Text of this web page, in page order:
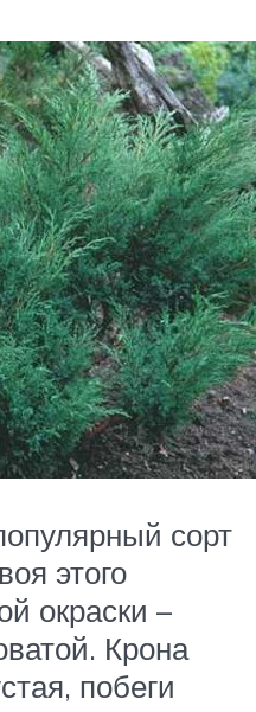
сорт
этого
окраски –
Крона
побеги